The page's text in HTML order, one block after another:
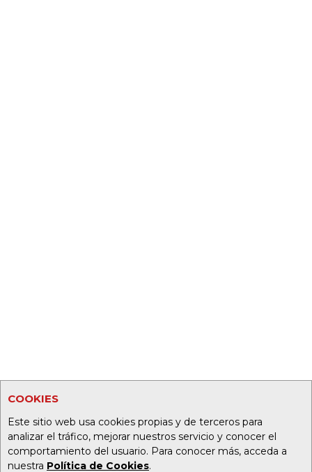
COOKIES
Este sitio web usa cookies propias y de terceros para
analizar el tráfico, mejorar nuestros servicio y conocer el
comportamiento del usuario. Para conocer más, acceda a
nuestra Política de Cookies.